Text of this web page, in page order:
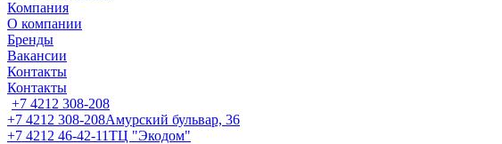
Компания
О компании
Бренды
Вакансии
Контакты
Контакты
+7 4212 308-208
+7 4212 308-208Амурский бульвар, 36
+7 4212 46-42-11ТЦ "Экодом"